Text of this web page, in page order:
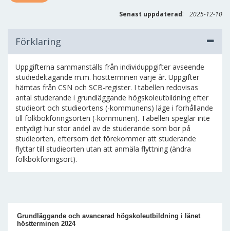
Senast uppdaterad: 2025-12-10
Förklaring
Uppgifterna sammanställs från individuppgifter avseende
studiedeltagande m.m. höstterminen varje år. Uppgifter
hämtas från CSN och SCB-register. I tabellen redovisas
antal studerande i grundläggande högskoleutbildning efter
studieort och studieortens (-kommunens) läge i förhållande
till folkbokföringsorten (-kommunen). Tabellen speglar inte
entydigt hur stor andel av de studerande som bor på
studieorten, eftersom det förekommer att studerande
flyttar till studieorten utan att anmäla flyttning (ändra
folkbokföringsort).
Grundläggande och avancerad högskoleutbildning i länet
höstterminen 2024